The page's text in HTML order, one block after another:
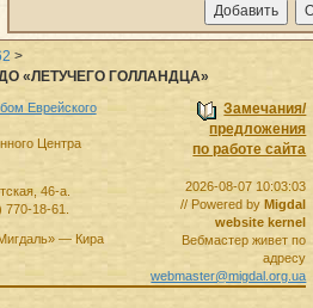
>
«ЛЕТУЧЕГО ГОЛЛАНДЦА»
Замечания/
предложения
по работе сайта
2026-08-07 10:03:03
// Powered byMigdal
website kernel
Вебмастер живет по
адресу
webmaster@migdal.org.ua
Еврейского
Центра
46-а.
770-18-61
— Кира